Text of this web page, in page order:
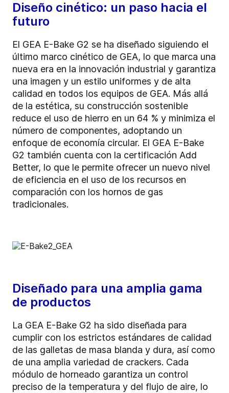
Diseño cinético: un paso hacia el
futuro
El GEA E-Bake G2 se ha diseñado siguiendo el
último marco cinético de GEA, lo que marca una
nueva era en la innovación industrial y garantiza
una imagen y un estilo uniformes y de alta
calidad en todos los equipos de GEA. Más allá
de la estética, su construcción sostenible
reduce el uso de hierro en un 64 % y minimiza el
número de componentes, adoptando un
enfoque de economía circular. El GEA E-Bake
G2 también cuenta con la certificación Add
Better, lo que le permite ofrecer un nuevo nivel
de eficiencia en el uso de los recursos en
comparación con los hornos de gas
tradicionales.
Diseñado para una amplia gama
de productos
La GEA E-Bake G2 ha sido diseñada para
cumplir con los estrictos estándares de calidad
de las galletas de masa blanda y dura, así como
de una amplia variedad de crackers. Cada
módulo de horneado garantiza un control
preciso de la temperatura y del flujo de aire, lo